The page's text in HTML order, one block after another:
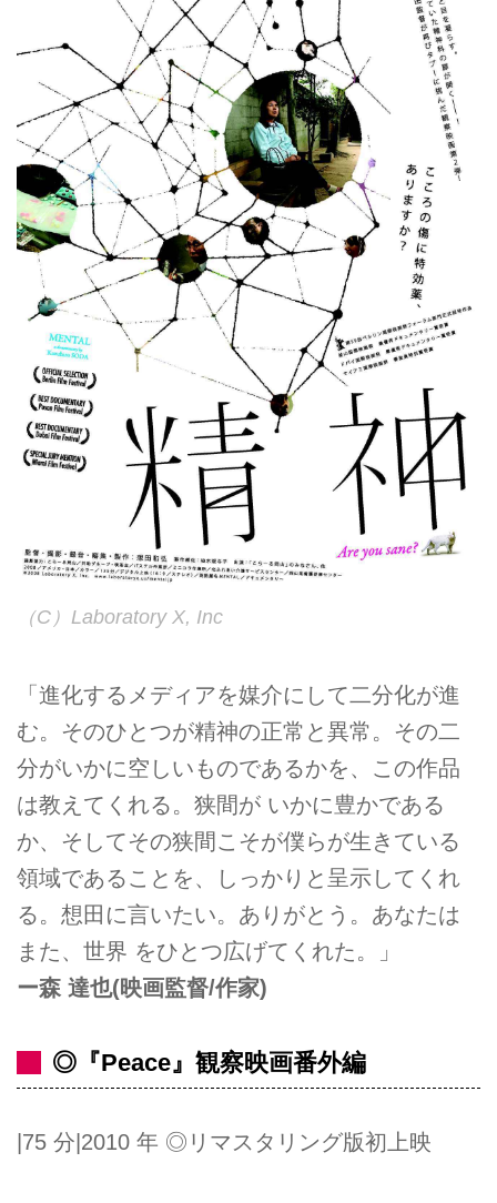
（C）Laboratory X, Inc
「進化するメディアを媒介にして二分化が進
む。そのひとつが精神の正常と異常。その二
分がいかに空しいものであるかを、この作品
は教えてくれる。狭間が いかに豊かである
か、そしてその狭間こそが僕らが生きている
領域であることを、しっかりと呈示してくれ
る。想田に言いたい。ありがとう。あなたは
また、世界 をひとつ広げてくれた。」
ー森 達也(映画監督/作家)
◎『Peace』観察映画番外編
|75 分|2010 年 ◎リマスタリング版初上映